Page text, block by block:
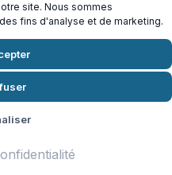
en 2 min
aussi à nos
site. Nous sommes
fins d'analyse et de marketing.